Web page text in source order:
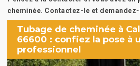
cheminée. Contactez-le et
Tubage de cheminée à
66600 : confiez la pose à
professionnel